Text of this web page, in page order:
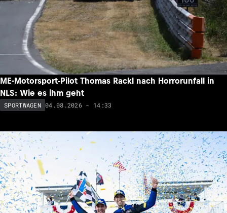
ME-Motorsport-Pilot Thomas Rackl nach Horrorunfall in
NLS: Wie es ihm geht
SPORTWAGEN 04.08.2026 - 14:33